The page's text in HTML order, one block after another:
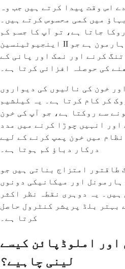
اس وقت پیدا کرتے ہیں جب وہ
میں کمی محسوس کرتے ہیں۔
جاتا ہے، تو آپ کا جسم کم
اینجیوٹینسین II پیدا کرتا ہے، جو ایک ہارمون ہے جو
کرنے اور نمک اور پانی کے
کی حوصلہ افزائی کرتا ہے۔
خون کی نالیوں کی دیواروں
کر کام کرتا ہے۔ یہ کیلشیم
سے روکتا ہے، جو آپ کی خون
انہیں چوڑا کرنے میں مدد
میں خون پمپ کرنے کے لیے
درکار دباؤ کم ہوتا ہے۔
طاقتور امتزاج بناتی ہیں جو
اور میکانیکی دونوں
ہیں۔ یہ دوہری نقطہ نظر اکثر
بہتر بلڈ پریشر کنٹرول حاصل
کرتا ہے۔
اور املوڈپائن کیسے
لینی چاہیے؟